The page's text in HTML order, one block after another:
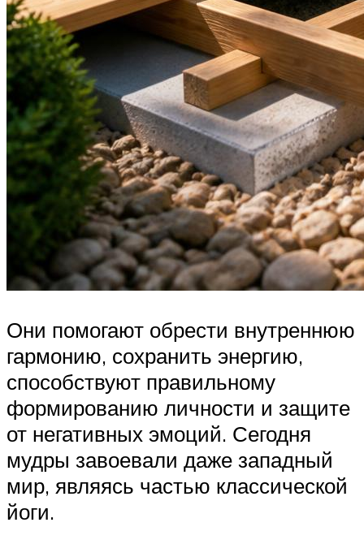
Они помогают обрести внутреннюю
гармонию, сохранить энергию,
способствуют правильному
формированию личности и защите
от негативных эмоций. Сегодня
мудры завоевали даже западный
мир, являясь частью классической
йоги.